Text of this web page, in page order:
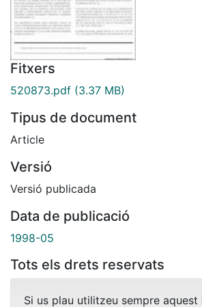
Fitxers
520873.pdf (3.37 MB)
Tipus de document
Article
Versió
Versió publicada
Data de publicació
1998-05
Tots els drets reservats
Si us plau utilitzeu sempre